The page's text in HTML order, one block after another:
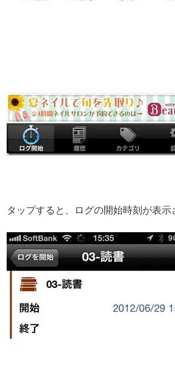
タップすると、ログの開始時刻が表示